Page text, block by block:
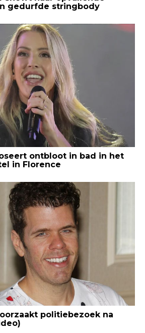
gedurfde stringbody
ontbloot in bad in het
in Florence
politiebezoek na